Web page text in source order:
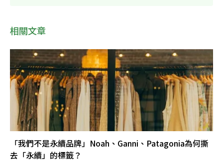
相關文章
「我們不是永續品牌」Noah、Ganni、Patagonia為何撕
去「永續」的標籤？